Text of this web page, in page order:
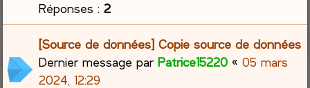
Réponses :2
[Source de données] Copie source de données
Dernier message parPatrice15220 «05 mars
2024, 12:29